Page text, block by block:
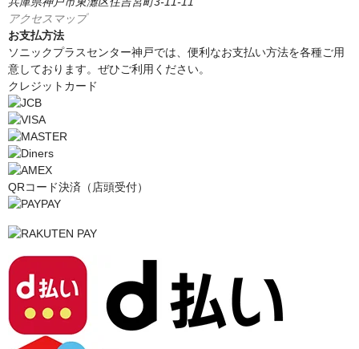
アクセスマップ
お支払方法
ソニックプラスセンター神戸では、便利なお支払い方法を各種ご用
意しております。ぜひご利用ください。
クレジットカード
QRコード決済（店頭受付）